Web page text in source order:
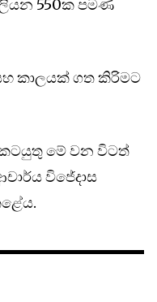
550ක පමණ
කාලයක් ගත කිරිමට
කටයුතු මේ වන විටත්
විජේදාස